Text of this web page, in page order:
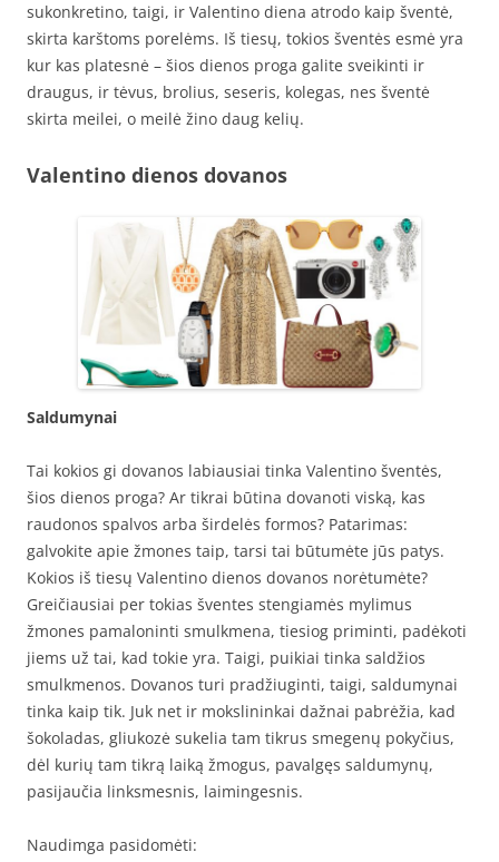
sukonkretino, taigi, ir Valentino diena atrodo kaip šventė,
skirta karštoms porelėms. Iš tiesų, tokios šventės esmė yra
kur kas platesnė – šios dienos proga galite sveikinti ir
draugus, ir tėvus, brolius, seseris, kolegas, nes šventė
skirta meilei, o meilė žino daug kelių.
Valentino dienos dovanos
Saldumynai
Tai kokios gi dovanos labiausiai tinka Valentino šventės,
šios dienos proga? Ar tikrai būtina dovanoti viską, kas
raudonos spalvos arba širdelės formos? Patarimas:
galvokite apie žmones taip, tarsi tai būtumėte jūs patys.
Kokios iš tiesų Valentino dienos dovanos norėtumėte?
Greičiausiai per tokias šventes stengiamės mylimus
žmones pamaloninti smulkmena, tiesiog priminti, padėkoti
jiems už tai, kad tokie yra. Taigi, puikiai tinka saldžios
smulkmenos. Dovanos turi pradžiuginti, taigi, saldumynai
tinka kaip tik. Juk net ir mokslininkai dažnai pabrėžia, kad
šokoladas, gliukozė sukelia tam tikrus smegenų pokyčius,
dėl kurių tam tikrą laiką žmogus, pavalgęs saldumynų,
pasijaučia linksmesnis, laimingesnis.
Naudimga pasidomėti: